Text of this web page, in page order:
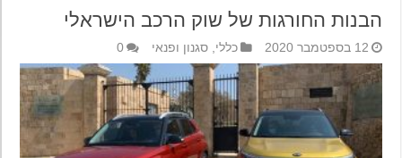
הבנות החורגות של שוק הרכב הישראלי
12 בספטמבר 2020 כללי,סגנון ופנאי 0